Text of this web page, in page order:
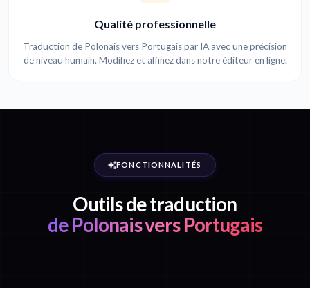
Qualité professionnelle
Traduction de Polonais vers Portugais par IA avec une précision
de niveau humain. Modifiez et affinez dans notre éditeur en ligne.
FONCTIONNALITÉS
Outils de traduction
de Polonais vers Portugais